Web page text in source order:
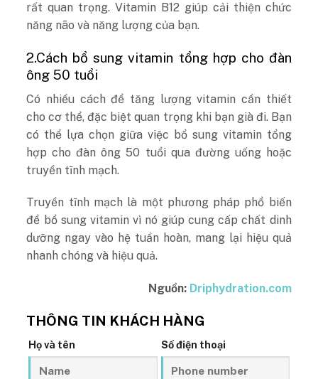
rất quan trọng. Vitamin B12 giúp cải thiện chức
năng não và năng lượng của bạn.
2.Cách bổ sung vitamin tổng hợp cho đàn
ông 50 tuổi
Có nhiều cách để tăng lượng vitamin cần thiết
cho cơ thể, đặc biệt quan trọng khi bạn già đi. Bạn
có thể lựa chọn giữa việc bổ sung vitamin tổng
hợp cho đàn ông 50 tuổi qua đường uống hoặc
truyền tĩnh mạch.
Truyền tĩnh mạch là một phương pháp phổ biến
để bổ sung vitamin vì nó giúp cung cấp chất dinh
dưỡng ngay vào hệ tuần hoàn, mang lại hiệu quả
nhanh chóng và hiệu quả.
Nguồn: Driphydration.com
THÔNG TIN KHÁCH HÀNG
Họ và tên Số điện thoại